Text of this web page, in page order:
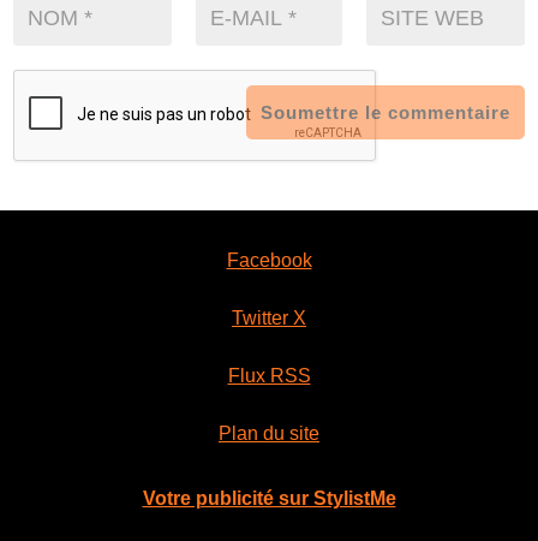
Soumettre le commentaire
Facebook
Twitter X
Flux RSS
Plan du site
Votre publicité sur StylistMe